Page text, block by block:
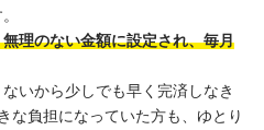
理のない金額に設定され、毎月
いから少しでも早く完済しなき
な負担になっていた方も、ゆとり